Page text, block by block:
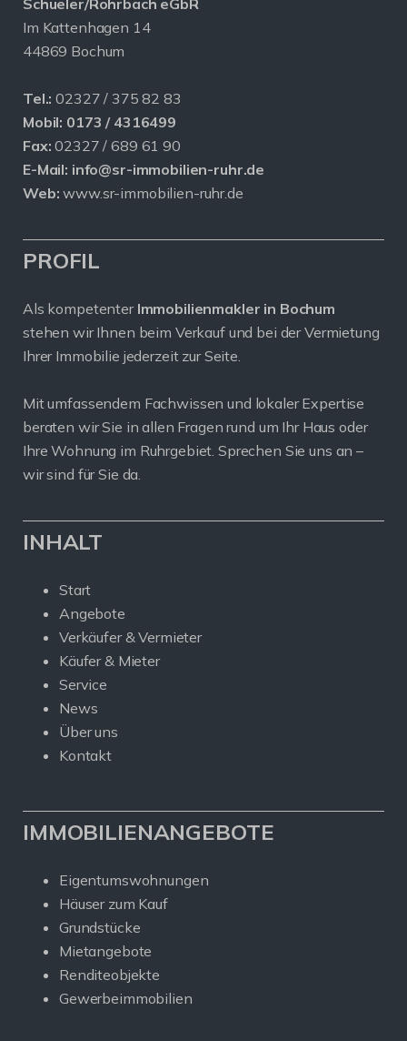
Schueler/Rohrbach eGbR
Im Kattenhagen 14
44869 Bochum
Tel.: 02327 / 375 82 83
Mobil: 0173 / 4316499
Fax: 02327 / 689 61 90
E-Mail: info@sr-immobilien-ruhr.de
Web: www.sr-immobilien-ruhr.de
PROFIL
Als kompetenter Immobilienmakler in Bochum
stehen wir Ihnen beim Verkauf und bei der Vermietung
Ihrer Immobilie jederzeit zur Seite.
Mit umfassendem Fachwissen und lokaler Expertise
beraten wir Sie in allen Fragen rund um Ihr Haus oder
Ihre Wohnung im Ruhrgebiet. Sprechen Sie uns an –
wir sind für Sie da.
INHALT
Start
Angebote
Verkäufer & Vermieter
Käufer & Mieter
Service
News
Über uns
Kontakt
IMMOBILIENANGEBOTE
Eigentumswohnungen
Häuser zum Kauf
Grundstücke
Mietangebote
Renditeobjekte
Gewerbeimmobilien